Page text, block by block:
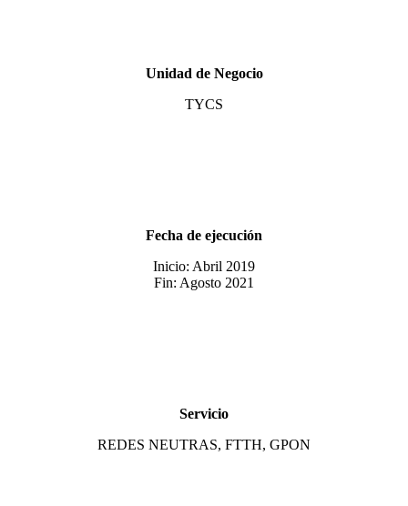
Unidad de Negocio
TYCS
Fecha de ejecución
Inicio: Abril 2019
Fin: Agosto 2021
Servicio
REDES NEUTRAS, FTTH, GPON